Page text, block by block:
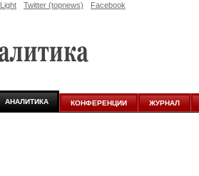
Light Twitter (topnews) Facebook
АНАЛИТИКА КОНФЕРЕНЦИИ ЖУРНАЛ